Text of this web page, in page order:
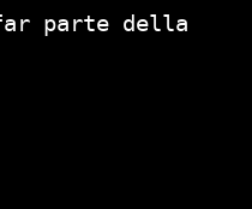
parte della